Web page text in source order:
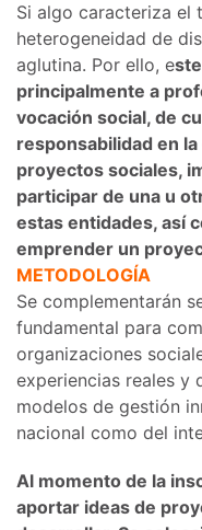
Si algo caracteriza el
heterogeneidad de
aglutina. Por ello, e
principalmente a
vocación social, de
responsabilidad en
proyectos sociales,
participar de una u
estas entidades, así
emprender un
METODOLOGÍA
Se complementarán
fundamental para
organizaciones
experiencias reales y
modelos de gestión
nacional como del
Al momento de la
aportar ideas de